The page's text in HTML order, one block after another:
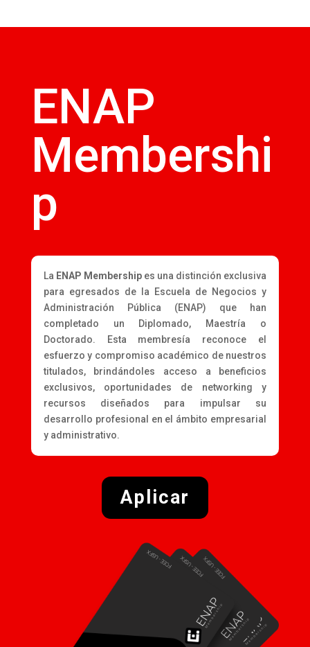
ENAP
Membershi
p
La ENAP Membershipes una distinción exclusiva
para egresados de la Escuela de Negocios y
Administración Pública (ENAP) que han
completado un Diplomado, Maestría o
Doctorado. Esta membresía reconoce el
esfuerzo y compromiso académico de nuestros
titulados, brindándoles acceso a beneficios
exclusivos, oportunidades de networking y
recursos diseñados para impulsar su
desarrollo profesional en el ámbito empresarial
y administrativo.
Aplicar